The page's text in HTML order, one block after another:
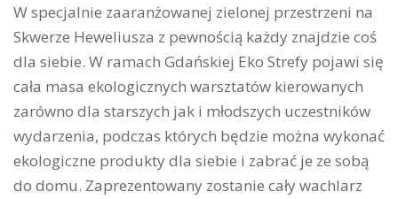
W specjalnie zaaranżowanej zielonej przestrzeni na
Skwerze Heweliusza z pewnością każdy znajdzie coś
dla siebie. W ramach Gdańskiej Eko Strefy pojawi się
cała masa ekologicznych warsztatów kierowanych
zarówno dla starszych jak i młodszych uczestników
wydarzenia, podczas których będzie można wykonać
ekologiczne produkty dla siebie i zabrać je ze sobą
do domu. Zaprezentowany zostanie cały wachlarz